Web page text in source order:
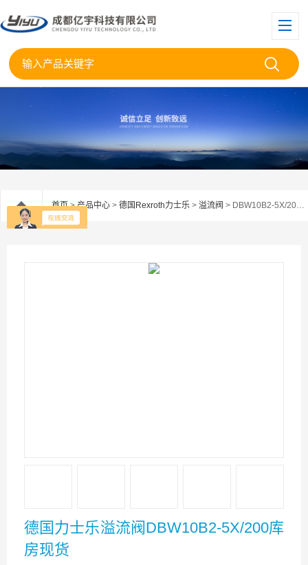
首页>产品中心 > 德国Rexroth力士乐 > 溢流阀 > DBW10B2-5X/200-6EG24N9K4德国力士乐溢流阀DBW10B2-5X/200库房现货
德国力士乐溢流阀DBW10B2-5X/200库
房现货